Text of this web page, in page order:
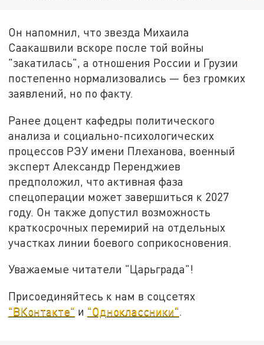
Он напомнил, что звезда Михаила
Саакашвили вскоре после той войны
"закатилась", а отношения России и Грузии
постепенно нормализовались — без громких
заявлений, но по факту.
Ранее доцент кафедры политического
анализа и социально-психологических
процессов РЭУ имени Плеханова, военный
эксперт Александр Перенджиев
предположил, что активная фаза
спецоперации может завершиться к 2027
году. Он также допустил возможность
краткосрочных перемирий на отдельных
участках линии боевого соприкосновения.
Уважаемые читатели "Царьграда"!
Присоединяйтесь к нам в соцсетях
"ВКонтакте" и "Одноклассники".